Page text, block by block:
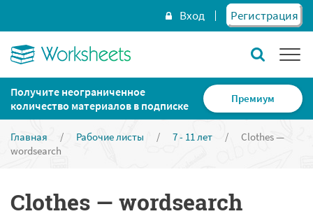
Вход Регистрация
Получите неограниченное
количество материалов в подписке
Премиум
Главная / Рабочие листы / 7 - 11 лет /
Clothes —
wordsearch
Clothes — wordsearch